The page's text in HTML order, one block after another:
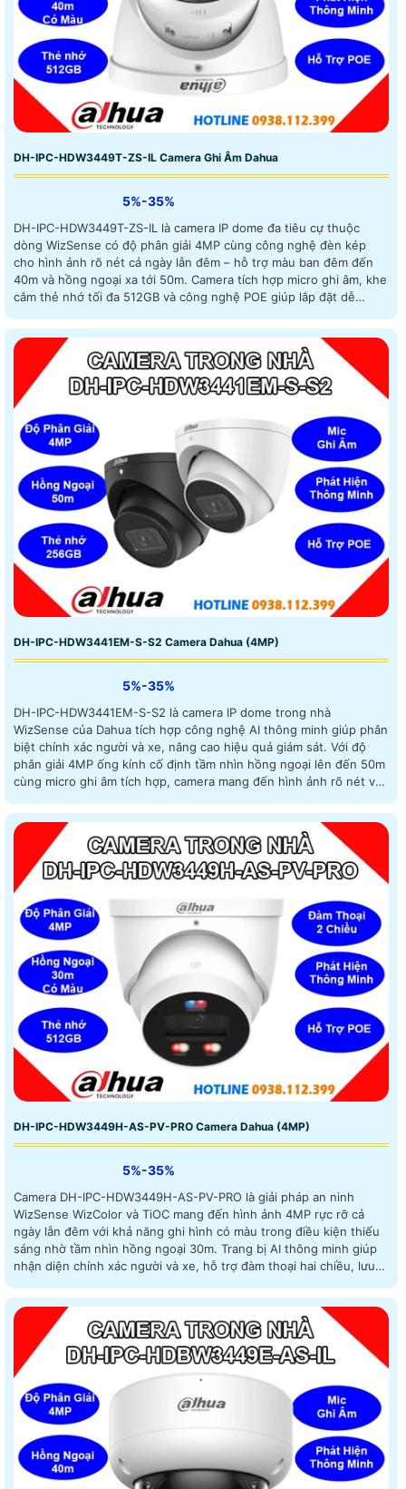
DH-IPC-HDW3449T-ZS-IL Camera Ghi Âm Dahua
5%-35%
DH-IPC-HDW3449T-ZS-IL là camera IP dome đa tiêu cự thuộc
dòng WizSense có độ phân giải 4MP cùng công nghệ đèn kép
cho hình ảnh rõ nét cả ngày lẫn đêm – hỗ trợ màu ban đêm đến
40m và hồng ngoại xa tới 50m. Camera tích hợp micro ghi âm, khe
cắm thẻ nhớ tối đa 512GB và công nghệ POE giúp lắp đặt dễ
DH-IPC-HDW3441EM-S-S2 Camera Dahua (4MP)
5%-35%
DH-IPC-HDW3441EM-S-S2 là camera IP dome trong nhà
WizSense của Dahua tích hợp công nghệ AI thông minh giúp phân
biệt chính xác người và xe, nâng cao hiệu quả giám sát. Với độ
phân giải 4MP ống kính cố định tầm nhìn hồng ngoại lên đến 50m
cùng micro ghi âm tích hợp, camera mang đến hình ảnh rõ nét và
và cấp nguồn qua POE
DH-IPC-HDW3449H-AS-PV-PRO Camera Dahua (4MP)
5%-35%
Camera DH-IPC-HDW3449H-AS-PV-PRO là giải pháp an ninh
WizSense WizColor và TiOC mang đến hình ảnh 4MP rực rỡ cả
ngày lẫn đêm với khả năng ghi hình có màu trong điều kiện thiếu
sáng nhờ tầm nhìn hồng ngoại 30m. Trang bị AI thông minh giúp
nhận diện chính xác người và xe, hỗ trợ đàm thoại hai chiều, lưu
tiện lợi qua PoE